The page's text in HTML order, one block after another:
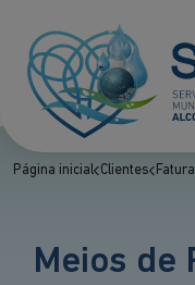
Página inicial Clientes
Meios de